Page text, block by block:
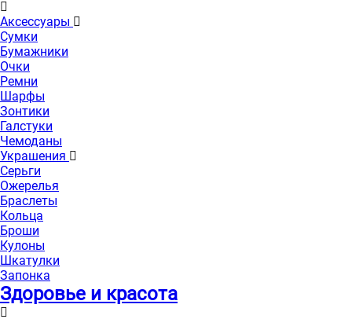
Аксессуары
Сумки
Бумажники
Очки
Ремни
Шарфы
Зонтики
Галстуки
Чемоданы
Украшения
Серьги
Ожерелья
Браслеты
Кольца
Броши
Кулоны
Шкатулки
Запонка
Здоровье и красота